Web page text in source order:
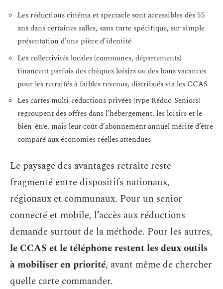
Les réductions cinéma et spectacle sont accessibles dès 55
ans dans certaines salles, sans carte spécifique, sur simple
présentation d’une pièce d’identité
Les collectivités locales (communes, départements)
financent parfois des chèques loisirs ou des bons vacances
pour les retraités à faibles revenus, distribués via les CCAS
Les cartes multi-réductions privées (type Réduc-Seniors)
regroupent des offres dans l’hébergement, les loisirs et le
bien-être, mais leur coût d’abonnement annuel mérite d’être
comparé aux économies réelles attendues
Le paysage des avantages retraite reste
fragmenté entre dispositifs nationaux,
régionaux et communaux. Pour un senior
connecté et mobile, l’accès aux réductions
demande surtout de la méthode. Pour les autres,
le CCAS et le téléphone restent les deux outils
à mobiliser en priorité, avant même de chercher
quelle carte commander.